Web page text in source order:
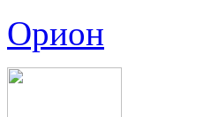
Орион